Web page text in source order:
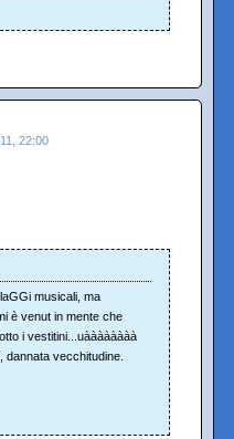
22:00
musicali, ma
è venut in mente che
i vestitini...uàààààààà
vecchitudine.